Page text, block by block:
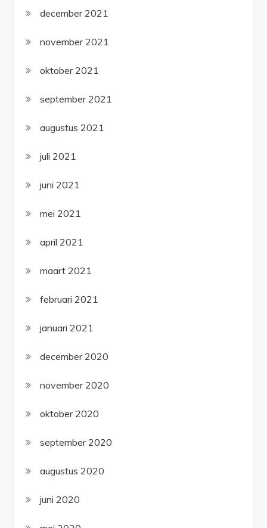
december 2021
november 2021
oktober 2021
september 2021
augustus 2021
juli 2021
juni 2021
mei 2021
april 2021
maart 2021
februari 2021
januari 2021
december 2020
november 2020
oktober 2020
september 2020
augustus 2020
juni 2020